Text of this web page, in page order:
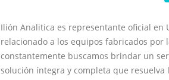
Ilión Analitica es representante oficial
relacionado a los equipos fabricados por
constantemente buscamos brindar un
solución íntegra y completa que